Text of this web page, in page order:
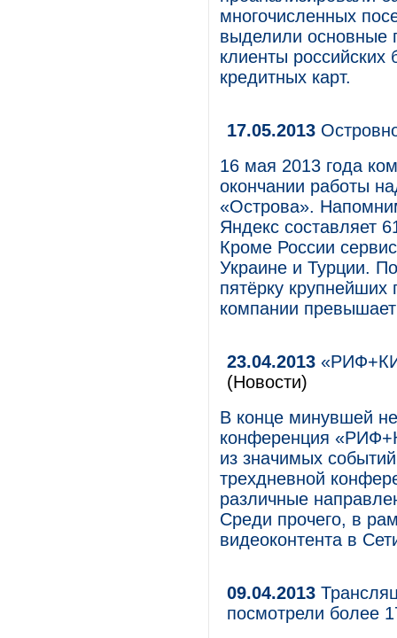
многочисленных
выделили основные
клиенты
кредитных карт.
17.05.2013
16 мая 2013 года
окончании работы
«Острова».
Яндекс составляет
Кроме России
Украине и Турции.
пятёрку крупнейших
компании
23.04.2013
(Новости)
В конце минувшей
конференция
из значимых
трехдневной
различные
Среди прочего, в
видеоконтента в
09.04.2013
посмотрели более